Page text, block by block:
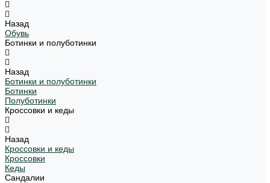
Назад
Обувь
Ботинки и полуботинки
Назад
Ботинки и полуботинки
Ботинки
Полуботинки
Кроссовки и кеды
Назад
Кроссовки и кеды
Кроссовки
Кеды
Сандалии